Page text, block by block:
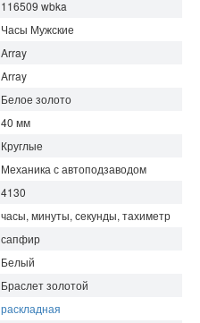
116509 wbka
Часы Мужские
Array
Array
Белое золото
40 мм
Круглые
Механика с автоподзаводом
4130
часы, минуты, секунды, тахиметр
сапфир
Белый
Браслет золотой
раскладная